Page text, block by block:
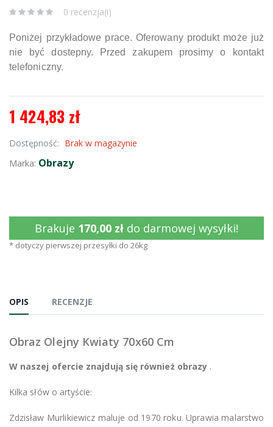
0 recenzja(i)
Poniżej przykładowe prace. Oferowany produkt może już
nie być dostepny. Przed zakupem prosimy o kontakt
telefoniczny.
1 424,83 zł
Dostępność: Brak w magazynie
Marka: Obrazy
Brakuje 170,00 zł do darmowej wysyłki!
* dotyczy pierwszej przesyłki do 26kg
OPIS RECENZJE
Obraz Olejny Kwiaty 70x60 Cm
W naszej ofercie znajdują się również obrazy .
Kilka słów o artyście:
Zdzisław Murlikiewicz maluje od 1970 roku. Uprawia malarstwo